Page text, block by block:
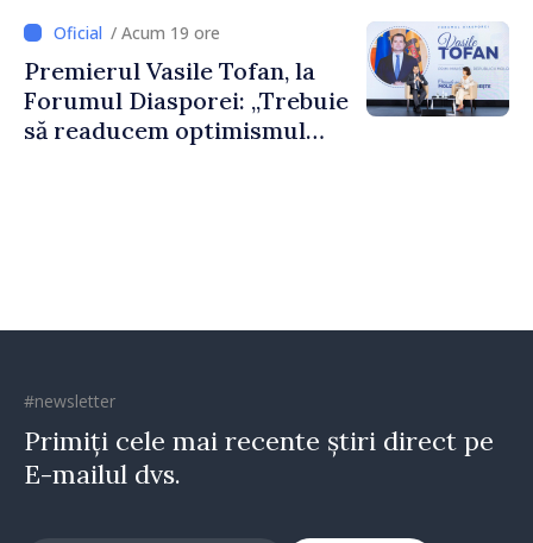
dumneavoastră pentru a
construi comunități mai
puternice”
/ Acum 19 ore
Premierul Vasile Tofan, la
Forumul Diasporei: „Trebuie
să readucem optimismul
#newsletter
Primiți cele mai recente știri direct pe
E-mailul dvs.